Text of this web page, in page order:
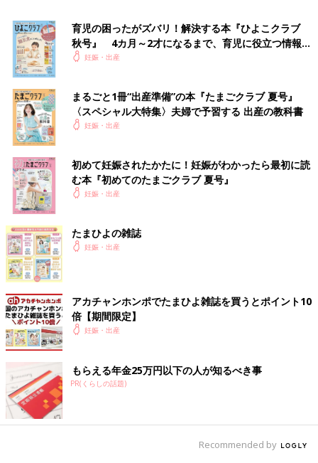
「まいにちのたまひよ」のトークルームを見る
妊娠超初期から産後1カ月までの気がかりをしっかりサポート！
妊娠月数ごとにママの体の変化と「今すること」を徹底紹介する
1冊です。
育児の困ったがズバリ！解決する本『ひよこクラブ
秋号』 4カ月～2才になるまで、育児に役立つ情報が
いっぱい！
妊娠・出産
まるごと1冊“出産準備”の本『たまごクラブ 夏号』
〈スペシャル大特集〉夫婦で予習する 出産の教科書
妊娠・出産
初めて妊娠されたかたに！妊娠がわかったら最初に読
む本『初めてのたまごクラブ 夏号』
妊娠・出産
たまひよの雑誌
妊娠・出産
アカチャンホンポでたまひよ雑誌を買うとポイント10
倍【期間限定】
妊娠・出産
もらえる年金25万円以下の人が知るべき事
PR(くらしの話題)
Recommended by